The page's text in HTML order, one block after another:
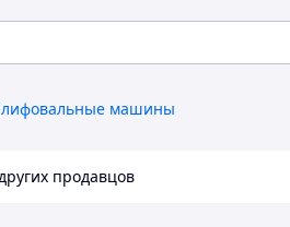
машины
продавцов